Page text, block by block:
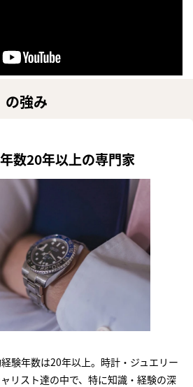
の強み
数20年以上の専門家
験年数は20年以上。時計・ジュエリー
リスト達の中で、特に知識・経験の深